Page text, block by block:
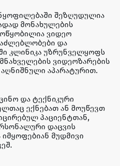
შეზღუდულია
მონახულების
ვიდეო
და
კლინიკა უზრუნველყოფს
ვიდეოზარების
აპარატურით.
და ტექნიკური
ექნებათ ან მოუწევთ
პაციენტთან,
დაცვის
მუდმივი